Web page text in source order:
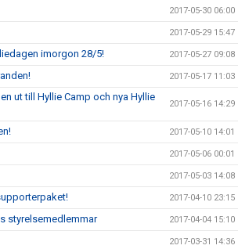
2017-05-30 06:00
2017-05-29 15:47
imorgon 28/5! 2017-05-27 09:08
2017-05-17 11:03
ut till Hyllie Camp och nya Hyllie
2017-05-16 14:29
2017-05-10 14:01
2017-05-06 00:01
2017-05-03 14:08
2017-04-10 23:15
styrelsemedlemmar 2017-04-04 15:10
2017-03-31 14:36